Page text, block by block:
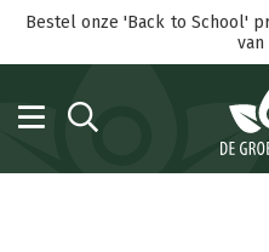
Bestel onze 'Back to School'
van